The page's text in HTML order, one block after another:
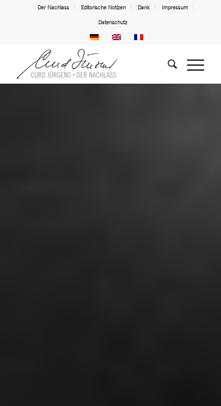
Der Nachlass Editorische Notizen Dank Impressum
Datenschutz